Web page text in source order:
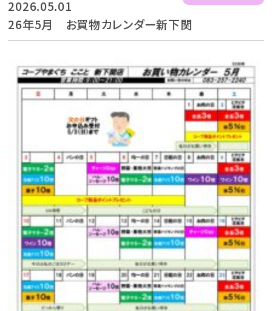
2026.05.01
26年5月 お買物カレンダー新下関